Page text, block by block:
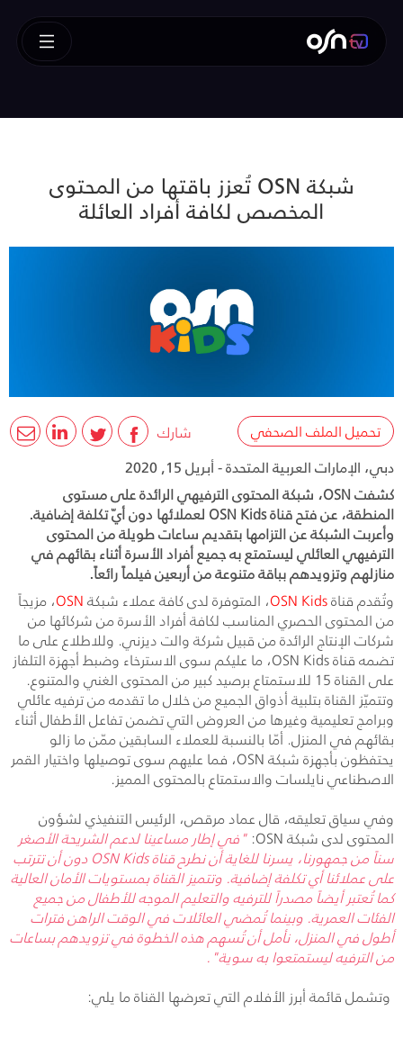
شبكة OSN تُعزز باقتها من المحتوى
المخصص لكافة أفراد العائلة
شارك
تحميل الملف الصحفي
دبي، الإمارات العربية المتحدة - أبريل 15, 2020
كشفت OSN، شبكة المحتوى الترفيهي الرائدة على مستوى
المنطقة، عن فتح قناة OSN Kids لعملائها دون أيّ تكلفة إضافية.
وأعربت الشبكة عن التزامها بتقديم ساعات طويلة من المحتوى
الترفيهي العائلي ليستمتع به جميع أفراد الأسرة أثناء بقائهم في
منازلهم وتزويدهم بباقة متنوعة من أربعين فيلماً رائعاً.
وتُقدم قناةOSN Kids، المتوفرة لدى كافة عملاء شبكةOSN، مزيجاً
من المحتوى الحصري المناسب لكافة أفراد الأسرة من شركائها من
شركات الإنتاج الرائدة من قبيل شركة والت ديزني. وللاطلاع على ما
تضمه قناةOSN Kids، ما عليكم سوى الاسترخاء وضبط أجهزة التلفاز
على القناة 15 للاستمتاع برصيد كبير من المحتوى الغني والمتنوع.
وتتميّز القناة بتلبية أذواق الجميع من خلال ما تقدمه من ترفيه عائلي
وبرامج تعليمية وغيرها من العروض التي تضمن تفاعل الأطفال أثناء
بقائهم في المنزل. أمّا بالنسبة للعملاء السابقين ممّن ما زالو
يحتفظون بأجهزة شبكةOSN، فما عليهم سوى توصيلها واختيار القمر
الاصطناعي نايلسات والاستمتاع بالمحتوى المميز.
وفي سياق تعليقه، قال عماد مرقص، الرئيس التنفيذي لشؤون
المحتوى لدى شبكةOSN
:"في إطار مساعينا لدعم الشريحة الأصغر
سناً من جمهورنا، يسرنا للغاية أن نطرح قناةOSN Kidsدون أن تترتب
على عملائنا أي تكلفة إضافية. وتتميز القناة بمستويات الأمان العالية
كما تُعتبر أيضاً مصدراً للترفيه والتعليم الموجه للأطفال من جميع
الفئات العمرية. وبينما تُمضي العائلات في الوقت الراهن فترات
أطول في المنزل، نأمل أن تُسهم هذه الخطوة في تزويدهم بساعات
من الترفيه ليستمتعوا به سوية".
وتشمل قائمة أبرز الأفلام التي تعرضها القناة ما يلي: